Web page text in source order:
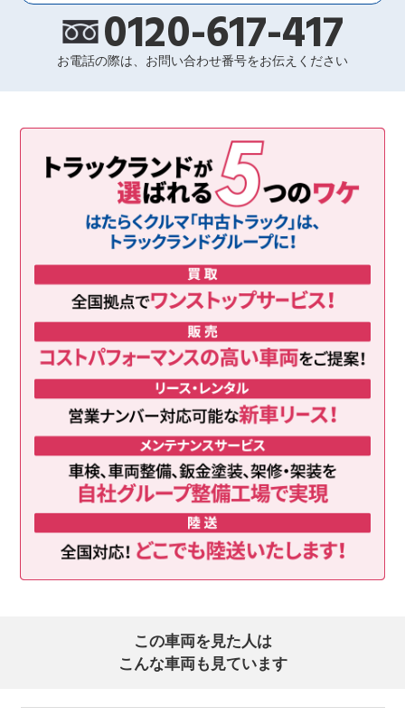
0120-617-417
お電話の際は、お問い合わせ番号をお伝えください
この車両を見た人は
こんな車両も見ています